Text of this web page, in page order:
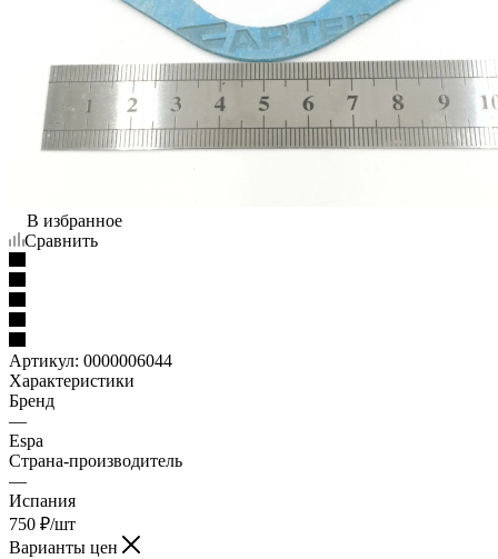
В избранное
Сравнить
Артикул: 0000006044
Характеристики
Бренд
—
Espa
Страна-производитель
—
Испания
750 ₽/шт
Варианты цен